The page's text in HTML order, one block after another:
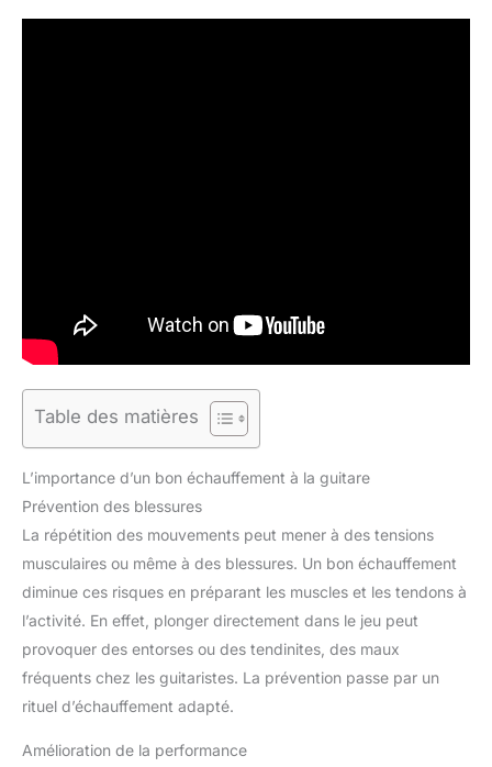
Table des matières
L’importance d’un bon échauffement à la guitare
Prévention des blessures
La répétition des mouvements peut mener à des tensions
musculaires ou même à des blessures. Un bon échauffement
diminue ces risques en préparant les muscles et les tendons à
l’activité. En effet, plonger directement dans le jeu peut
provoquer des entorses ou des tendinites, des maux
fréquents chez les guitaristes. La prévention passe par un
rituel d’échauffement adapté.
Amélioration de la performance